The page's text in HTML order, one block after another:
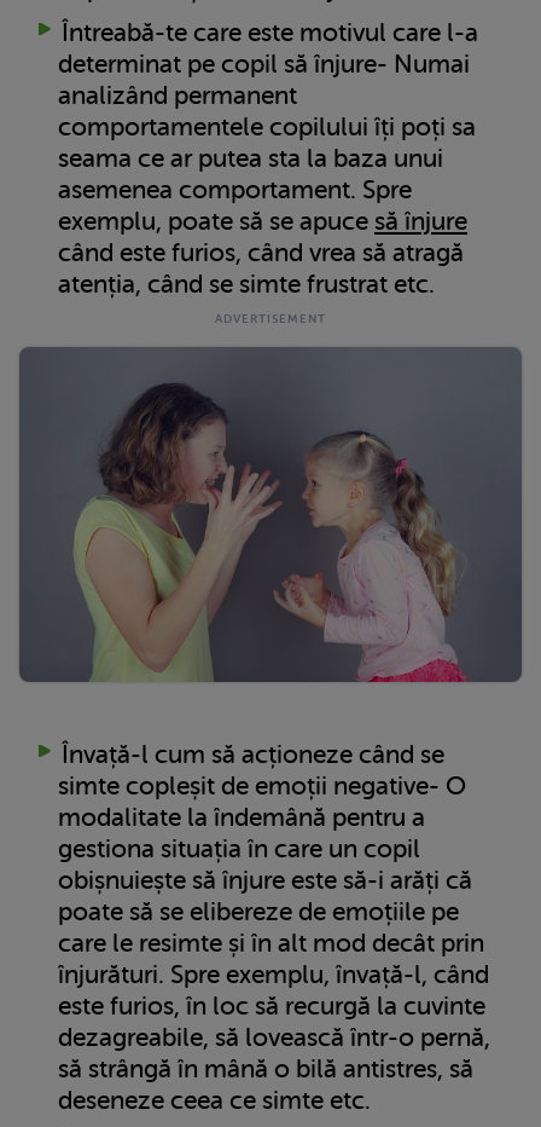
Întreabă-te care este motivul care l-a
determinat pe copil să înjure- Numai
analizând permanent
comportamentele copilului îți poți sa
seama ce ar putea sta la baza unui
asemenea comportament. Spre
exemplu, poate să se apuce să înjure
când este furios, când vrea să atragă
atenția, când se simte frustrat etc.
Învață-l cum să acționeze când se
simte copleșit de emoții negative- O
modalitate la îndemână pentru a
gestiona situația în care un copil
obișnuiește să înjure este să-i arăți că
poate să se elibereze de emoțiile pe
care le resimte și în alt mod decât prin
înjurături. Spre exemplu, învață-l, când
este furios, în loc să recurgă la cuvinte
dezagreabile, să lovească într-o pernă,
să strângă în mână o bilă antistres, să
deseneze ceea ce simte etc.